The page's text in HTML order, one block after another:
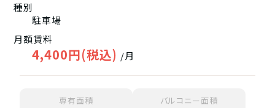
種別
駐車場
月額賃料
4,400円(税込) /月
専有面積 バルコニー面積